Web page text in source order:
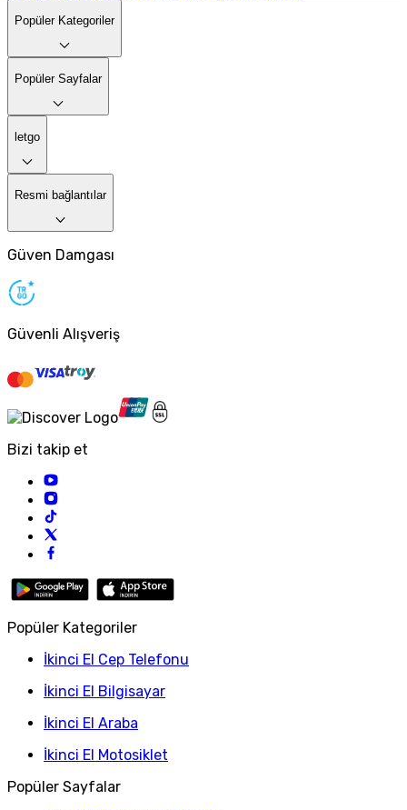
Popüler Kategoriler
Popüler Sayfalar
letgo
Resmi bağlantılar
Güven Damgası
Güvenli Alışveriş
Bizi takip et
Popüler Kategoriler
İkinci El Cep Telefonu
İkinci El Bilgisayar
İkinci El Araba
İkinci El Motosiklet
Popüler Sayfalar